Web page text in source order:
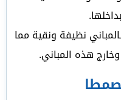
نظيفة ونقية مما
هذه المباني.